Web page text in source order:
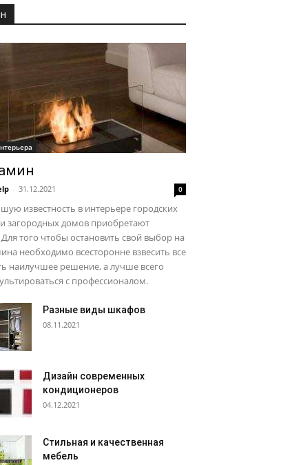
- 31.12.2021 0
известность в интерьере городских
загородных домов приобретают
того чтобы остановить свой выбор на
необходимо всесторонне взвесить все
наилучшее решение, а лучше всего
с профессионалом.
Разные виды шкафов
08.11.2021
Дизайн современных
кондиционеров
04.12.2021
Стильная и качественная
мебель